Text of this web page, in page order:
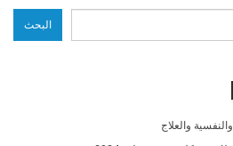
البحث
والعلاج